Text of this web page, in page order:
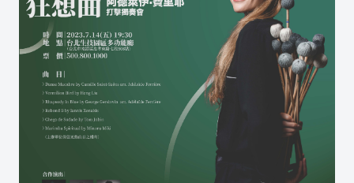
聲子樂集 Line 官方帳號
聲子藝棧 Line 官方帳號